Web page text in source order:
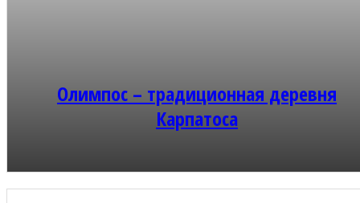
Олимпос – традиционная деревня
Карпатоса